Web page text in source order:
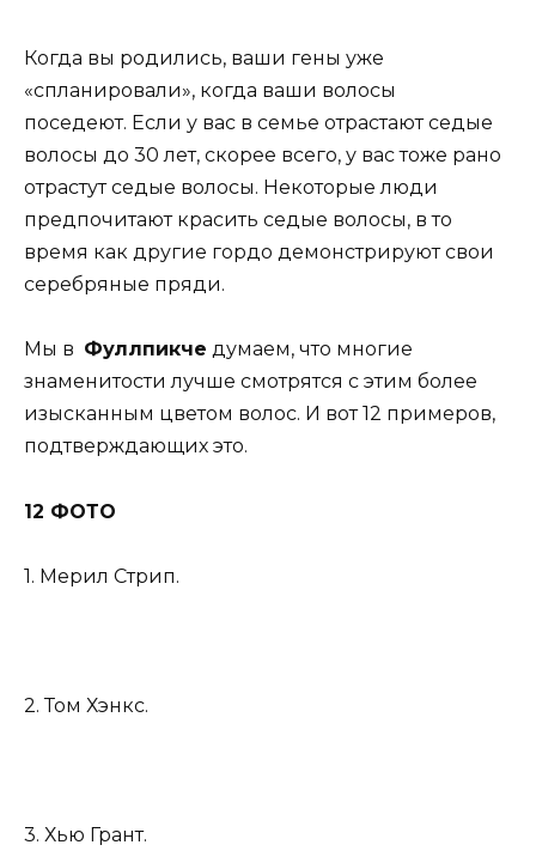
Когда вы родились, ваши гены уже
«спланировали», когда ваши волосы
поседеют. Если у вас в семье отрастают седые
волосы до 30 лет, скорее всего, у вас тоже рано
отрастут седые волосы. Некоторые люди
предпочитают красить седые волосы, в то
время как другие гордо демонстрируют свои
серебряные пряди.
Мы в Фуллпикче думаем, что многие
знаменитости лучше смотрятся с этим более
изысканным цветом волос. И вот 12 примеров,
подтверждающих это.
12 ФОТО
1. Мерил Стрип.
2. Том Хэнкс.
3. Хью Грант.